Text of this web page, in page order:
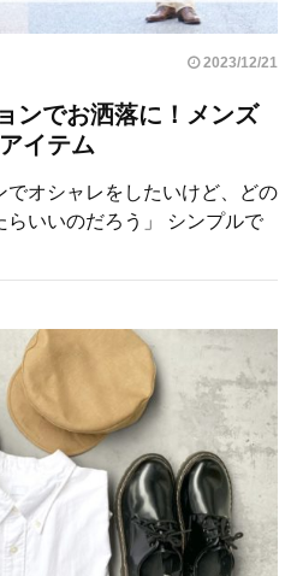
2023/12/21
ンでお洒落に！メンズ
イテム
でオシャレをしたいけど、どの
らいいのだろう」 シンプルで